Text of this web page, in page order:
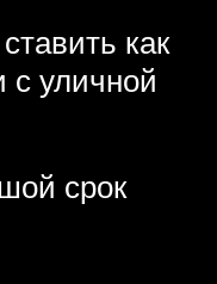
как
с уличной
срок